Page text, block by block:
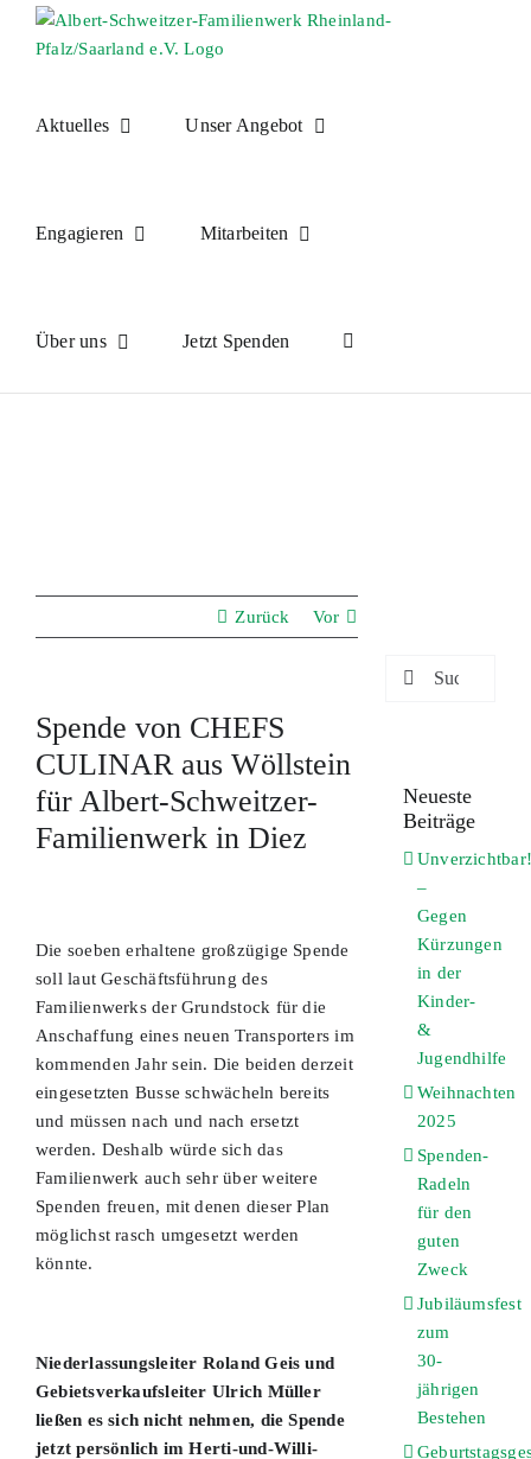
Aktuelles Unser Angebot
Engagieren Mitarbeiten
Über uns Jetzt Spenden
Zurück Vor
Spende von CHEFS
CULINAR aus Wöllstein
für Albert-Schweitzer-
Familienwerk in Diez
Bild
Die soeben erhaltene großzügige Spende
soll laut Geschäftsführung des
Familienwerks der Grundstock für die
Anschaffung eines neuen Transporters im
kommenden Jahr sein. Die beiden derzeit
eingesetzten Busse schwächeln bereits
und müssen nach und nach ersetzt
werden. Deshalb würde sich das
Familienwerk auch sehr über weitere
Spenden freuen, mit denen dieser Plan
möglichst rasch umgesetzt werden
könnte.
Niederlassungsleiter Roland Geis und
Gebietsverkaufsleiter Ulrich Müller
ließen es sich nicht nehmen, die Spende
jetzt persönlich im Herti-und-Willi-
Suche
Neueste
Beiträge
–
Gegen
Kürzungen
in der
Kinder-
&
Jugendhilfe
Weihnachten
2025
Spenden-
Radeln
für den
guten
Zweck
Jubiläumsfest
zum
30-
jährigen
Bestehen